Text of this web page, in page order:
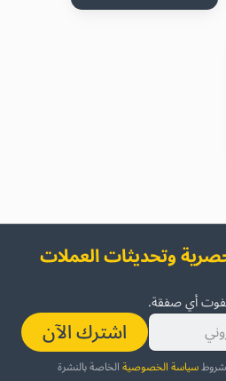
وتحديثات العملات
تفوت أي صفقة.
اشترك الآن
سياسة الخصوصيةالخاصة بالنشرة